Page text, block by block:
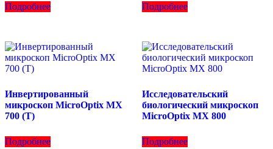
Подробнее Подробнее
Инвертированный
микроскоп MicroOptix MX
700 (T)
Подробнее
Исследовательский
биологический микроскоп
MicroOptix MX 800
Подробнее